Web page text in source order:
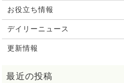
お役立ち情報
デイリーニュース
更新情報